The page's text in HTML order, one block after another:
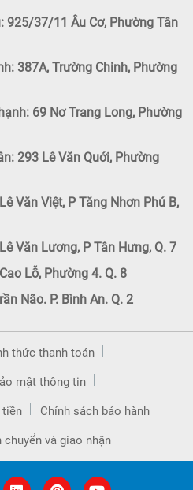
925/37/11 Âu Cơ, Phường Tân
387A, Trường Chinh, Phường
69 Nơ Trang Long, Phường
293 Lê Văn Quới, Phường
Văn Việt, P Tăng Nhơn Phú B,
Văn Lương, P Tân Hưng, Q. 7
Lỗ, Phường 4. Q. 8
Não. P. Bình An. Q. 2
thức thanh toán
mật thông tin
tiền Chính sách bảo hành
chuyển và giao nhận